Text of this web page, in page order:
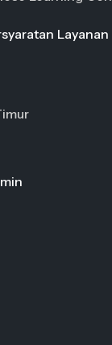
Layanan